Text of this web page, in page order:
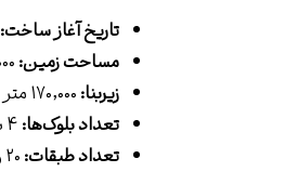
تاریخ آغاز ساخت:
مساحت زمین:
زیربنا:
تعداد بلوک‌ها:
تعداد طبقات: